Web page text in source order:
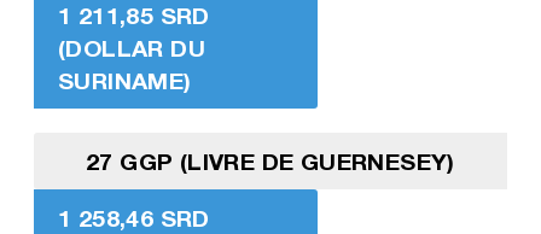
1 211,85 SRD
(DOLLAR DU
SURINAME)
27 GGP (LIVRE DE GUERNESEY)
1 258,46 SRD